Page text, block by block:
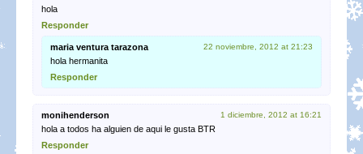
hola
Responder
maria ventura tarazona 22 noviembre, 2012 at 21:23
hola hermanita
Responder
monihenderson 1 diciembre, 2012 at 16:21
hola a todos ha alguien de aqui le gusta BTR
Responder